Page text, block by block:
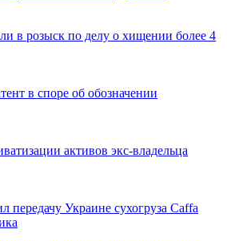
в розыск по делу о хищении более 4
в споре об обозначении
активов экс-владельца
Украине сухогруза Caffa